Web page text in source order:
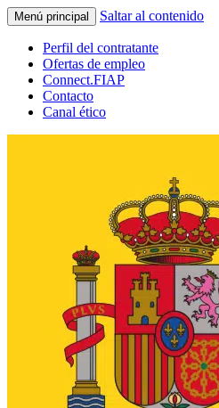
Menú principal Saltar al contenido
Perfil del contratante
Ofertas de empleo
Connect.FIAP
Contacto
Canal ético